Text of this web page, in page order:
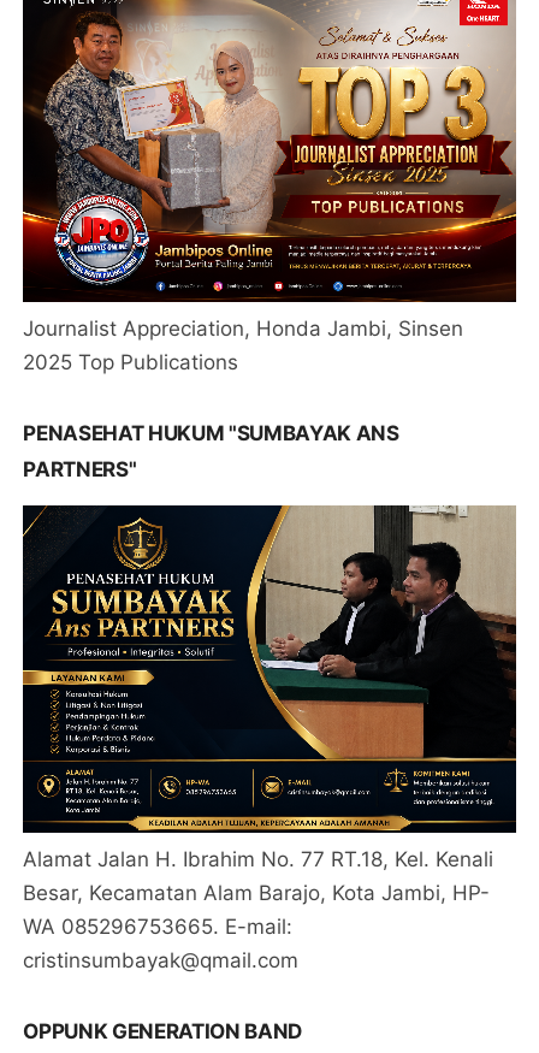
Journalist Appreciation, Honda Jambi, Sinsen
2025 Top Publications
PENASEHAT HUKUM "SUMBAYAK ANS
PARTNERS"
Alamat Jalan H. Ibrahim No. 77 RT.18, Kel. Kenali
Besar, Kecamatan Alam Barajo, Kota Jambi, HP-
WA 085296753665. E-mail:
cristinsumbayak@qmail.com
OPPUNK GENERATION BAND